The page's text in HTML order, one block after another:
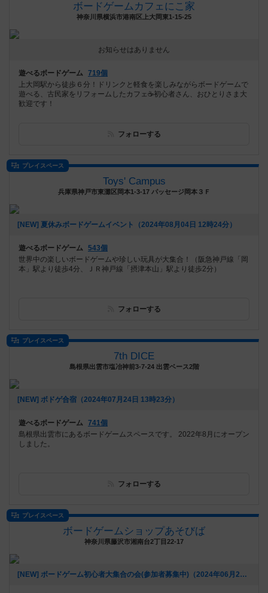
ボードゲームカフェにこ家
神奈川県横浜市港南区上大岡東1-15-25
お知らせはありません
遊べるボードゲーム 719個
上大岡駅から徒歩６分！ドリンクと軽食を楽しみながらボードゲームで
遊べる、古民家をリフォームしたカフェ☕️初心者さん、おひとりさま大
歓迎です！
フォローする
プレイスペース
Toys' Campus
兵庫県神戸市東灘区岡本1-3-17 パッセージ岡本３Ｆ
[NEW] 夏休みボードゲームイベント（2024年08月04日 12時24分）
遊べるボードゲーム 543個
世界中の楽しいボードゲームや珍しい玩具が大集合！（阪急神戸線「岡
本」駅より徒歩4分、ＪＲ神戸線「摂津本山」駅より徒歩2分）
フォローする
プレイスペース
7th DICE
島根県出雲市塩冶神前3-7-24 出雲ベース2階
[NEW] ボドゲ合宿（2024年07月24日 13時23分）
遊べるボードゲーム 741個
島根県出雲市にあるボードゲームスペースです。 2022年8月にオープン
しました。
フォローする
プレイスペース
ボードゲームショップあそびば
神奈川県藤沢市湘南台2丁目22-17
[NEW] ボードゲーム初心者大集合の会(参加者募集中)（2024年06月21日 09時28分）